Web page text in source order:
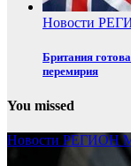
Новости
Британия
перемирия
You missed
Новости РЕГИОН